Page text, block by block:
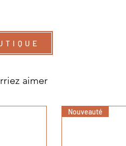
aimer
Nouveauté